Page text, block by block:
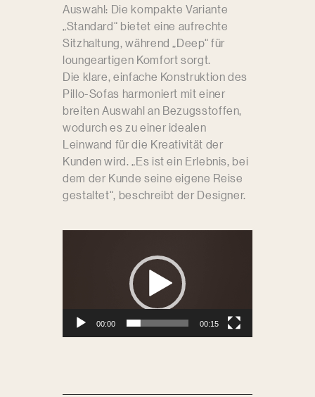
Auswahl: Die kompakte Variante
„Standard“ bietet eine aufrechte
Sitzhaltung, während „Deep“ für
loungeartigen Komfort sorgt.
Die klare, einfache Konstruktion des
Pillo-Sofas harmoniert mit einer
breiten Auswahl an Bezugsstoffen,
wodurch es zu einer idealen
Leinwand für die Kreativität der
Kunden wird. „Es ist ein Erlebnis, bei
dem der Kunde seine eigene Reise
gestaltet“, beschreibt der Designer.
00:00 00:15